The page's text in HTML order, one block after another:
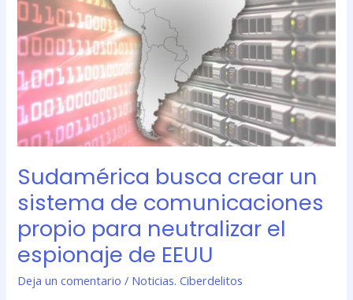
Sudamérica busca crear un
sistema de comunicaciones
propio para neutralizar el
espionaje de EEUU
Deja un comentario / Noticias. Ciberdelitos
sistema
de
comunicaciones
propio
para
neutralizar
el
espionaje
EEUU